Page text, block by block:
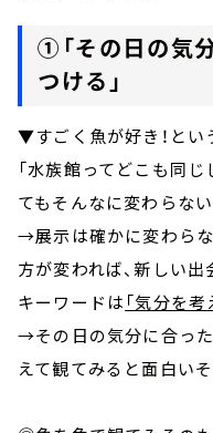
①「その日の気
つける」
▼すごく魚が好き！とい
「水族館ってどこも同じ
てもそんなに変わらな
→展示は確かに変わら
方が変われば、新しい出
キーワードは 「気分を考
→その日の気分に合っ
えて観てみると面白いそ